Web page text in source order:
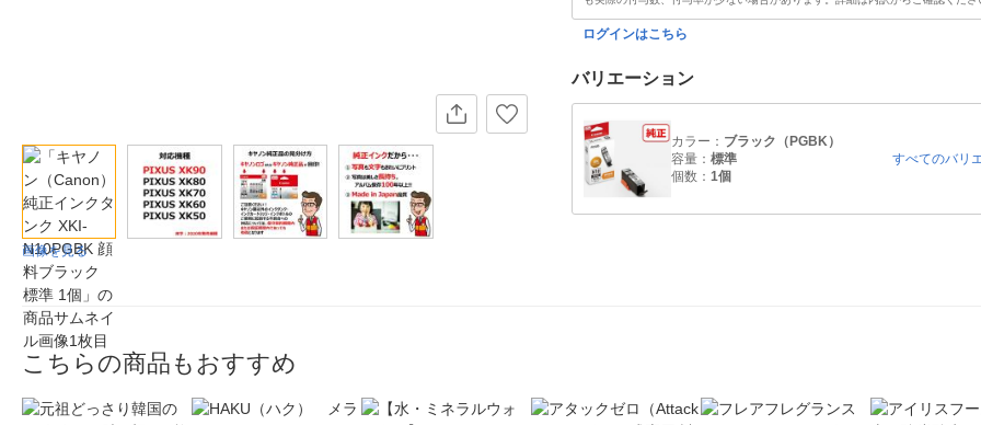
画像を見る
ログインはこちら
バリエーション
カラー： ブラック（PGBK）
容量： 標準
個数： 1個
すべてのバリ
こちらの商品もおすすめ